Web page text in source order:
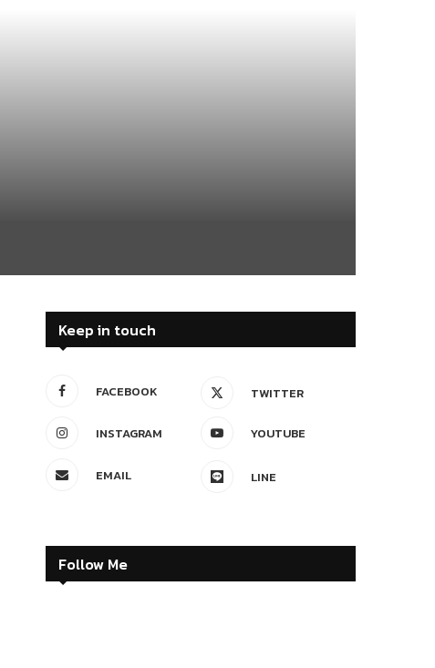
Keep in touch
FACEBOOK TWITTER
INSTAGRAM YOUTUBE
EMAIL LINE
Follow Me